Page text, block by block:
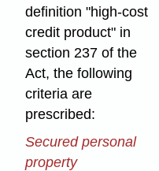
definition "high-cost
credit product" in
section 237 of the
Act, the following
criteria are
prescribed:
Secured personal
property